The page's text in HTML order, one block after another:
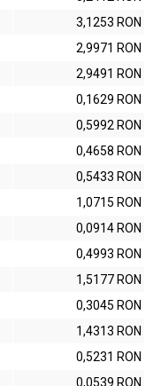
3,1253 RON
2,9971 RON
2,9491 RON
0,1629 RON
0,5992 RON
0,4658 RON
0,5433 RON
1,0715 RON
0,0914 RON
0,4993 RON
1,5177 RON
0,3045 RON
1,4313 RON
0,5231 RON
0,0539 RON